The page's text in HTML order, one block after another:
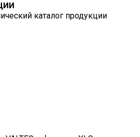
каталог продукции